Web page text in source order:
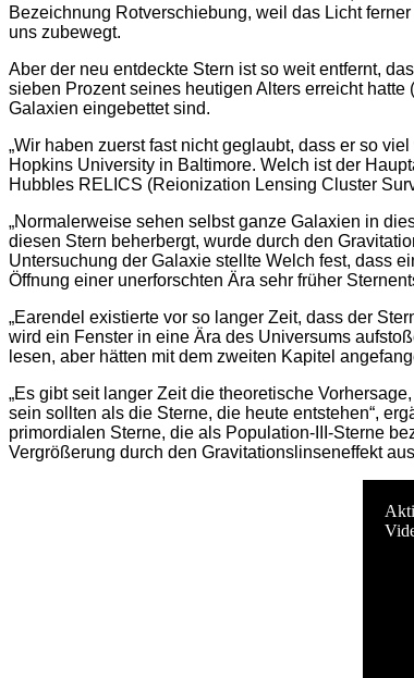
Bezeichnung Rotverschiebung, weil das Licht
uns zubewegt.
Aber der neu entdeckte Stern ist so weit entfernt,
sieben Prozent seines heutigen Alters erreicht
Galaxien eingebettet sind.
„Wir haben zuerst fast nicht geglaubt, dass er so
Hopkins University in Baltimore. Welch ist der
Hubbles RELICS (Reionization Lensing Cluster
„Normalerweise sehen selbst ganze Galaxien in
diesen Stern beherbergt, wurde durch den
Untersuchung der Galaxie stellte Welch fest, dass
Öffnung einer unerforschten Ära sehr früher
„Earendel existierte vor so langer Zeit, dass der
wird ein Fenster in eine Ära des Universums
lesen, aber hätten mit dem zweiten Kapitel
„Es gibt seit langer Zeit die theoretische
sein sollten als die Sterne, die heute entstehen“,
primordialen Sterne, die als Population-III-Sterne
Vergrößerung durch den Gravitationslinseneffekt